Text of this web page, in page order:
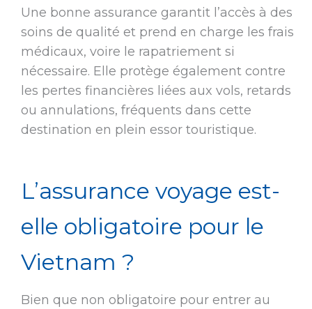
Une bonne assurance garantit l’accès à des
soins de qualité et prend en charge les frais
médicaux, voire le rapatriement si
nécessaire. Elle protège également contre
les pertes financières liées aux vols, retards
ou annulations, fréquents dans cette
destination en plein essor touristique.
L’assurance voyage est-
elle obligatoire pour le
Vietnam ?
Bien que non obligatoire pour entrer au